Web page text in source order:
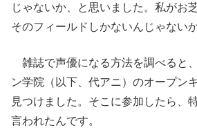
じゃないか、と思いました。私がお
そのフィールドしかないんじゃない
雑誌で声優になる方法を調べると
ン学院（以下、代アニ）のオープン
見つけました。そこに参加したら、
言われたんです。